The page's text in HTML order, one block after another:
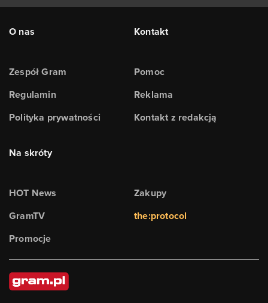
O nas
Zespół Gram
Regulamin
Polityka prywatności
Kontakt
Pomoc
Reklama
Kontakt z redakcją
Na skróty
HOT News
GramTV
Promocje
Zakupy
the:protocol